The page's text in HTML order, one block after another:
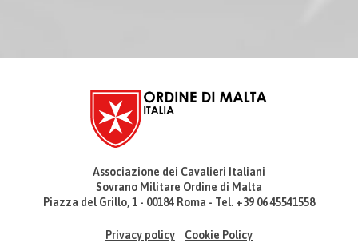
Associazione dei Cavalieri Italiani
Sovrano Militare Ordine di Malta
Piazza del Grillo, 1 - 00184 Roma - Tel. +39 06 45541558
Privacy policy Cookie Policy